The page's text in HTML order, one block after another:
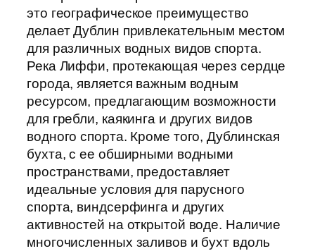
это географическое преимущество
делает Дублин привлекательным местом
для различных водных видов спорта.
Река Лиффи, протекающая через сердце
города, является важным водным
ресурсом, предлагающим возможности
для гребли, каякинга и других видов
водного спорта. Кроме того, Дублинская
бухта, с ее обширными водными
пространствами, предоставляет
идеальные условия для парусного
спорта, виндсерфинга и других
активностей на открытой воде. Наличие
многочисленных заливов и бухт вдоль